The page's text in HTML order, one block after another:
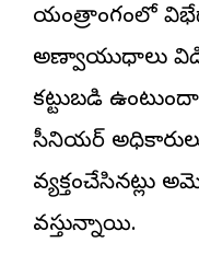
యంత్రాంగంలో
అణ్వాయుధాలు
కట్టుబడి
సీనియర్‌
వస్తున్నాయి.